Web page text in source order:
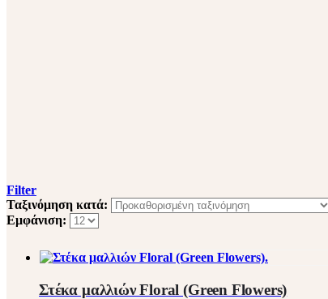
Filter
Ταξινόμηση κατά:
Εμφάνιση:
Στέκα μαλλιών Floral (Green Flowers)